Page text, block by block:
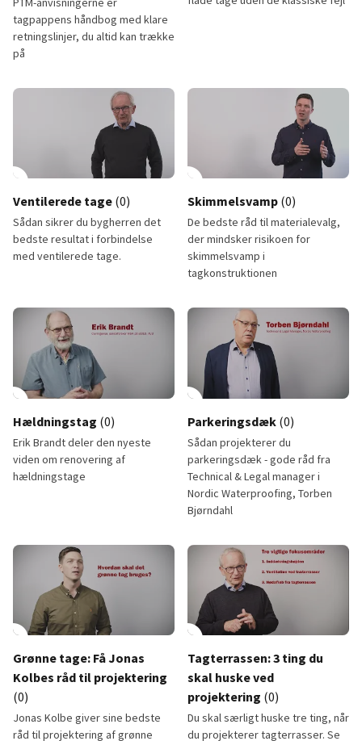
tagpappens håndbog med klare
retningslinjer, du altid kan trække
på
Ventilerede tage (0)
Sådan sikrer du bygherren det
bedste resultat i forbindelse
med ventilerede tage.
Ventilerede tage
play_circle
12:18
Skimmelsvamp (0)
De bedste råd til materialevalg,
der mindsker risikoen for
skimmelsvamp i
tagkonstruktionen
Skimmelsvamp
Hældningstag (0)
Erik Brandt deler den nyeste
viden om renovering af
hældningstage
play_circleParkeringsdæk (0)
Sådan projekterer du
parkeringsdæk - gode råd fra
Technical & Legal manager i
Nordic Waterproofing, Torben
Bjørndahl
Grønne tage: Få Jonas
Kolbes råd til projektering
(0)
Jonas Kolbe giver sine bedste
råd til projektering af grønne
play_circleTagterrassen: 3 ting du
skal huske ved
projektering (0)
Du skal særligt huske tre ting, når
du projekterer tagterrasser. Se